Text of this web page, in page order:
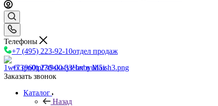
Телефоны
+7 (495) 223-92-10отдел продаж
+7 (960) 230-00-33Чат в Max
Заказать звонок
Каталог
Назад